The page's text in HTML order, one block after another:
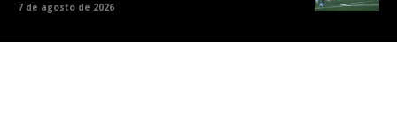
7 de agosto de 2026